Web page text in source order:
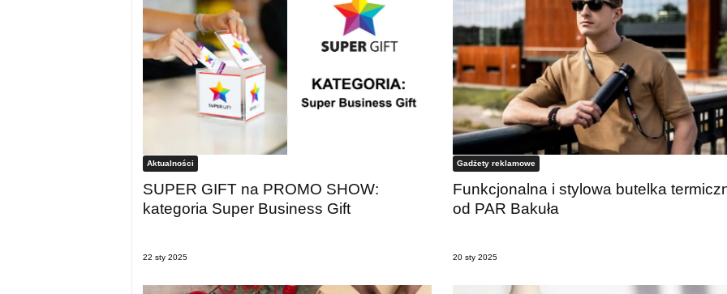
Aktualności
SUPER GIFT na PROMO SHOW:
kategoria Super Business Gift
22 sty 2025
Gadżety reklamowe
Funkcjonalna i stylowa butelka
od PAR Bakuła
20 sty 2025